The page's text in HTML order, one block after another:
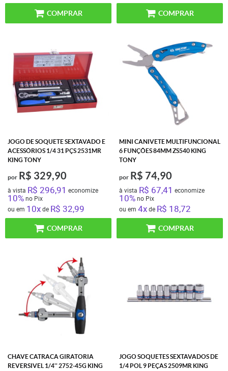
COMPRAR COMPRAR
JOGO DE SOQUETE SEXTAVADO E
ACESSÓRIOS 1/4 31 PÇS 2531MR
KING TONY
por R$ 329,90
à vista R$ 296,91 economize
10%no Pix
ou em 10xde R$ 32,99
COMPRAR
MINI CANIVETE MULTIFUNCIONAL
6 FUNÇÕES 84MM ZS540 KING
TONY
por R$ 74,90
à vista R$ 67,41 economize
10%no Pix
ou em 4xde R$ 18,72
COMPRAR
CHAVE CATRACA GIRATORIA
REVERSIVEL 1/4'' 2752-45G KING
JOGO SOQUETES SEXTAVADOS DE
1/4 POL 9 PEÇAS 2509MR KING